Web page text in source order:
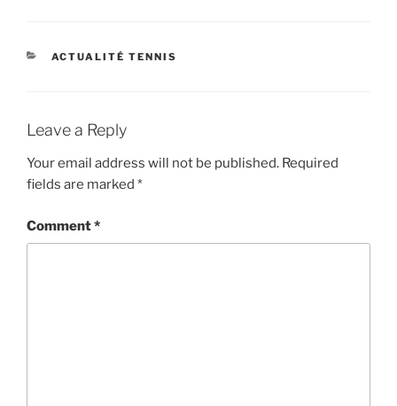
CATEGORIES
ACTUALITÉ TENNIS
Leave a Reply
Your email address will not be published. Required
fields are marked *
Comment*